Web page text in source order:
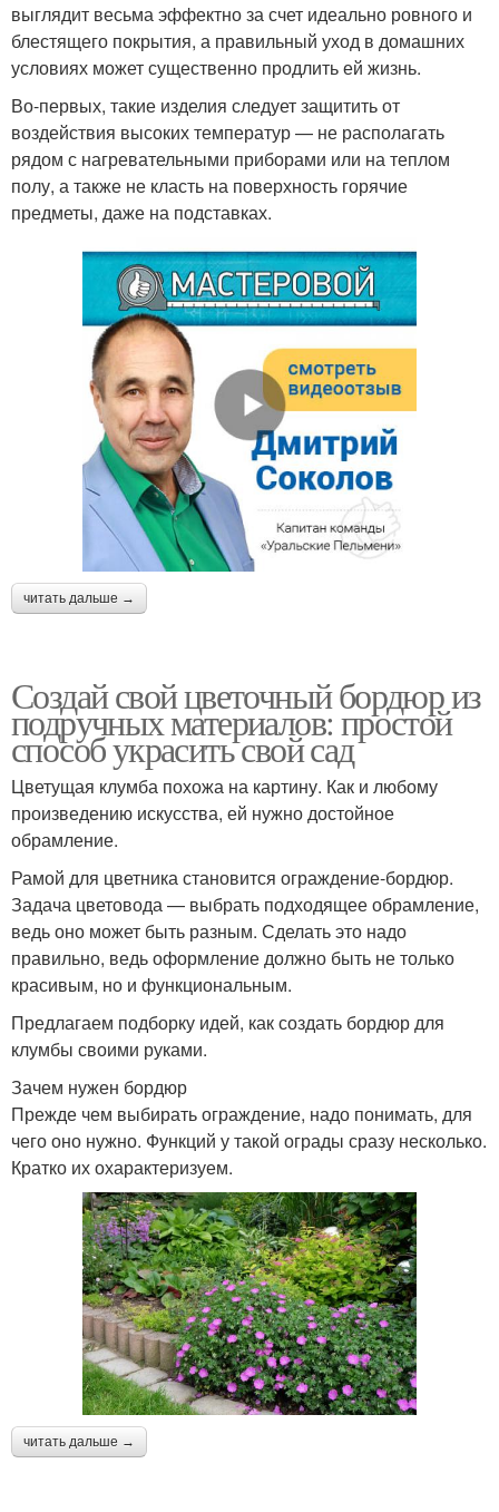
выглядит весьма эффектно за счет идеально ровного и
блестящего покрытия, а правильный уход в домашних
условиях может существенно продлить ей жизнь.
Во-первых, такие изделия следует защитить от
воздействия высоких температур — не располагать
рядом с нагревательными приборами или на теплом
полу, а также не класть на поверхность горячие
предметы, даже на подставках.
читать дальше →
Создай свой цветочный бордюр из
подручных материалов: простой
способ украсить свой сад
Цветущая клумба похожа на картину. Как и любому
произведению искусства, ей нужно достойное
обрамление.
Рамой для цветника становится ограждение-бордюр.
Задача цветовода — выбрать подходящее обрамление,
ведь оно может быть разным. Сделать это надо
правильно, ведь оформление должно быть не только
красивым, но и функциональным.
Предлагаем подборку идей, как создать бордюр для
клумбы своими руками.
Зачем нужен бордюр
Прежде чем выбирать ограждение, надо понимать, для
чего оно нужно. Функций у такой ограды сразу несколько.
Кратко их охарактеризуем.
читать дальше →